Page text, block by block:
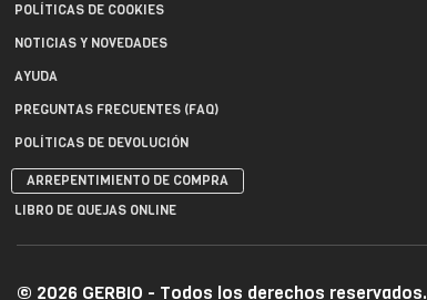
POLÍTICAS DE COOKIES
NOTICIAS Y NOVEDADES
AYUDA
PREGUNTAS FRECUENTES (FAQ)
POLÍTICAS DE DEVOLUCIÓN
ARREPENTIMIENTO DE COMPRA
LIBRO DE QUEJAS ONLINE
© 2026 GERBIO - Todos los derechos reservados.